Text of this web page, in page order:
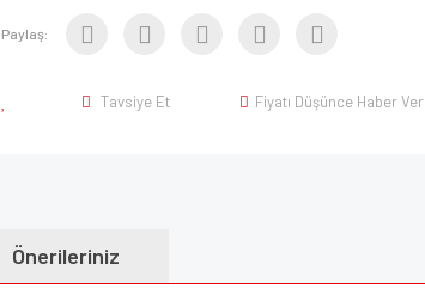
Paylaş:
Tavsiye Et Fiyatı Düşünce Haber Ver
Önerileriniz